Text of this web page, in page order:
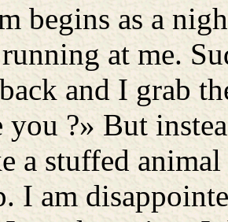
begins as a
at me.
and I grab
you ?» But
a stuffed
I am